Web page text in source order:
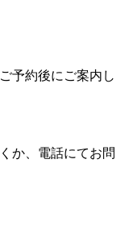
予約後にご案内し
か、電話にてお問